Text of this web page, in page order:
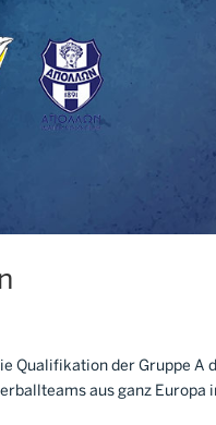
Qualifikation der Gruppe A
aus ganz Europa